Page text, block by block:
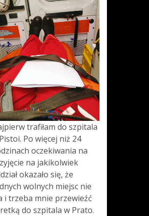
trafiłam do szpitala
Po więcej niż 24
oczekiwania na
na jakikolwiek
okazało się, że
wolnych miejsc nie
i trzeba mnie przewieźć
do szpitala w Prato.